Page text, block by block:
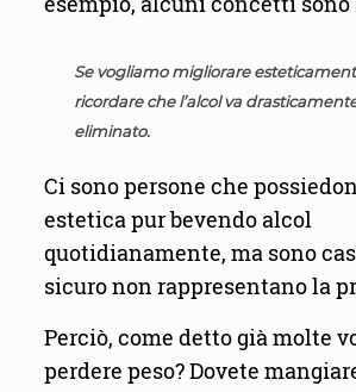
Se vogliamo migliorare
ricordare che l’alcol va
eliminato.
Ci sono persone che
estetica pur bevendo alcol
quotidianamente, ma sono
sicuro non rappresentano la
Perciò, come detto già molte
perdere peso? Dovete